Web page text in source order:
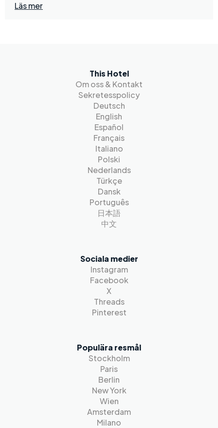
Läs mer
This Hotel
Om oss & Kontakt
Sekretesspolicy
Deutsch
English
Español
Français
Italiano
Polski
Nederlands
Türkçe
Dansk
Português
日本語
中文
Sociala medier
Instagram
Facebook
X
Threads
Pinterest
Populära resmål
Stockholm
Paris
Berlin
New York
Wien
Amsterdam
Milano